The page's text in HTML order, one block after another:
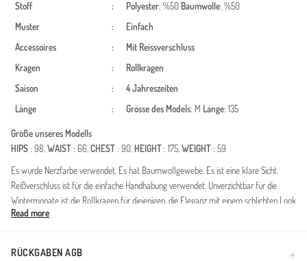
Stoff
: Polyester: %50 Baumwolle: %50
Muster
:
Einfach
Accessoires
:
Mit Reissverschluss
Kragen
:
Rollkragen
Saison
:
4 Jahreszeiten
Länge
: Grösse des Models: M Länge: 135
Größe unseres Modells
HIPS: 98,WAIST: 66,CHEST: 90, HEIGHT: 175,WEIGHT: 59
Es wurde Nerzfarbe verwendet. Es hat Baumwollgewebe. Es ist eine klare Sicht.
Reißverschluss ist für die einfache Handhabung verwendet. Unverzichtbar für die
Wintermonate ist die Rollkragen für diejenigen, die Eleganz mit einem schlichten Look
suchen. Es ist für vier Jahreszeiten geeignet. Die Länge wird gemäß den
Made in Türkiye
Read more
RÜCKGABEN AGB